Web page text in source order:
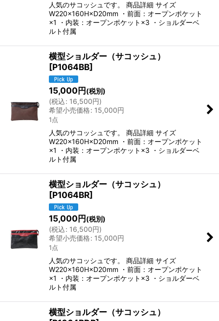
人気のサコッシュです。 商品詳細 サイズ
W220×160H×D20mm ・前面：オープンポケット
×1 ・内装：オープンポケット×3 ・ショルダーベ
ルト付属
横型ショルダー（サコッシュ）
[P1064BB]
15,000円(税別)
(税込: 16,500円)
希望小売価格: 15,000円
1点
人気のサコッシュです。 商品詳細 サイズ
W220×160H×D20mm ・前面：オープンポケット
×1 ・内装：オープンポケット×3 ・ショルダーベ
ルト付属
横型ショルダー（サコッシュ）
[P1064BR]
15,000円(税別)
(税込: 16,500円)
希望小売価格: 15,000円
1点
人気のサコッシュです。 商品詳細 サイズ
W220×160H×D20mm ・前面：オープンポケット
×1 ・内装：オープンポケット×3 ・ショルダーベ
ルト付属
横型ショルダー（サコッシュ）